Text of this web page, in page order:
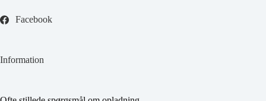
Facebook
Information